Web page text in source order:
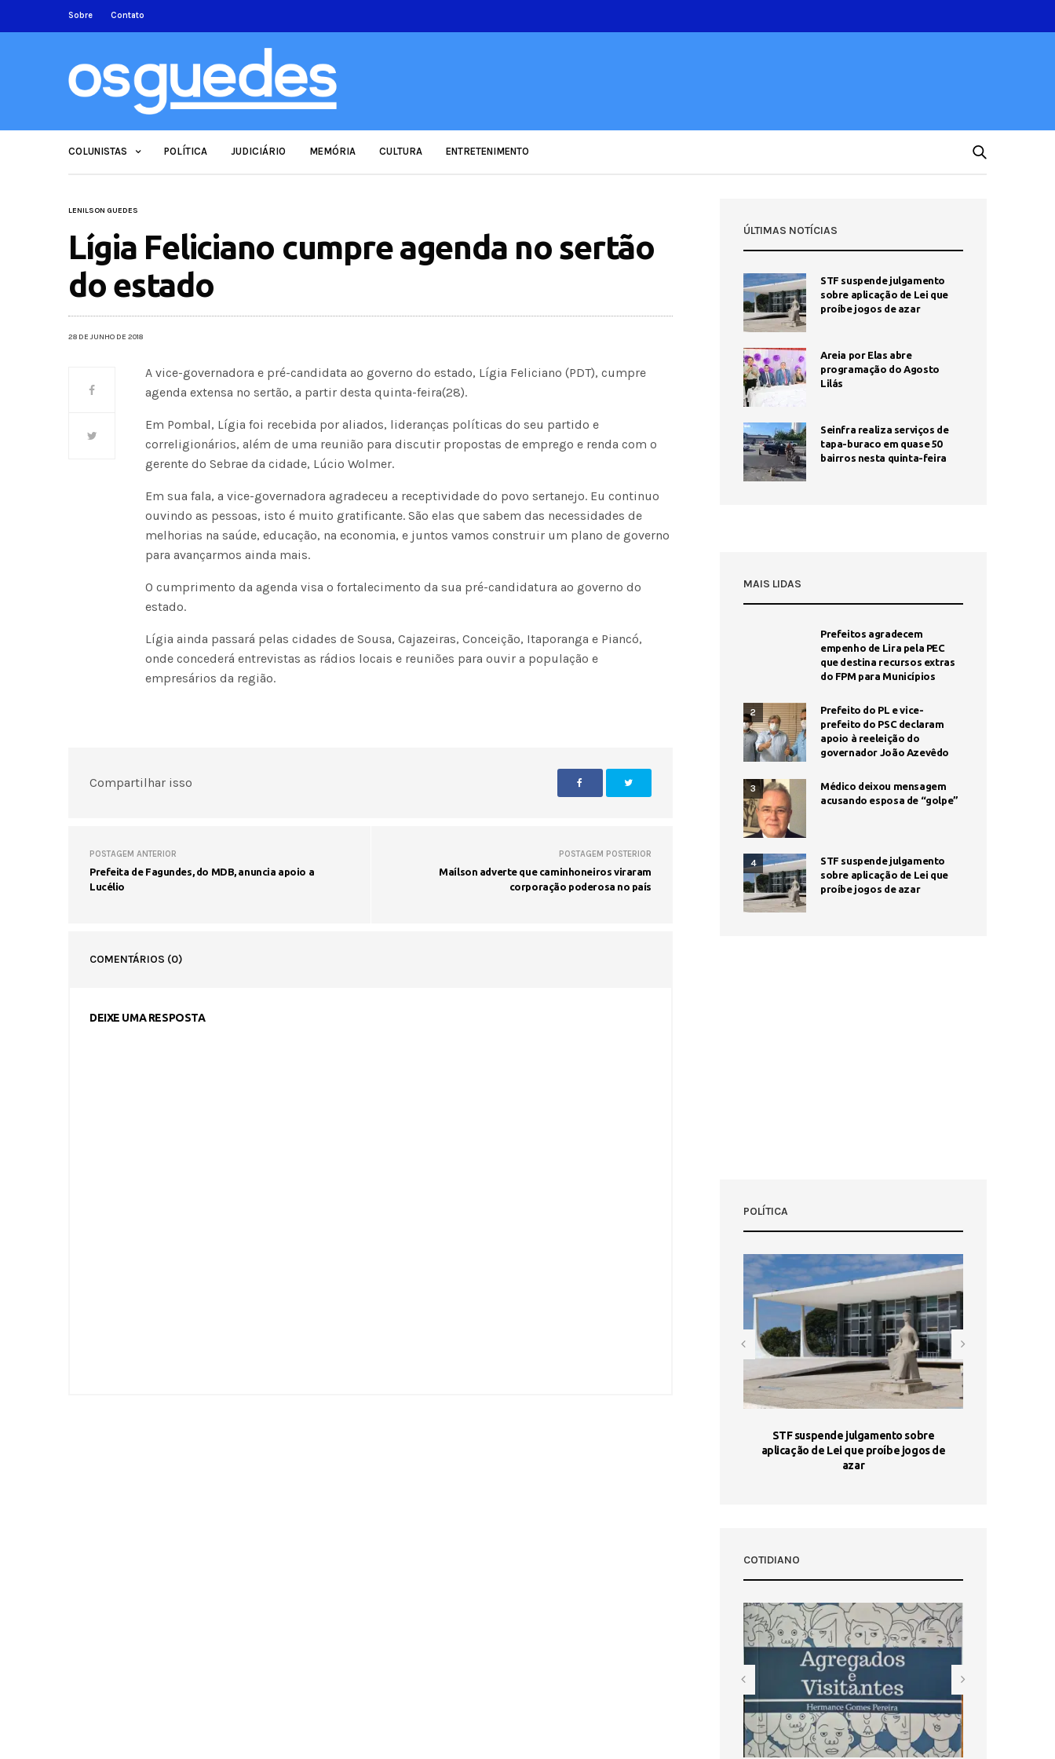
Sobre Contato
COLUNISTAS POLÍTICA JUDICIÁRIO MEMÓRIA CULTURA ENTRETENIMENTO
LENILSON GUEDES
Lígia Feliciano cumpre agenda no sertão
do estado
28 DE JUNHO DE 2018
A vice-governadora e pré-candidata ao governo do estado, Lígia Feliciano (PDT), cumpre
agenda extensa no sertão, a partir desta quinta-feira(28).
Em Pombal, Lígia foi recebida por aliados, lideranças políticas do seu partido e
correligionários, além de uma reunião para discutir propostas de emprego e renda com o
gerente do Sebrae da cidade, Lúcio Wolmer.
Em sua fala, a vice-governadora agradeceu a receptividade do povo sertanejo. Eu continuo
ouvindo as pessoas, isto é muito gratificante. São elas que sabem das necessidades de
melhorias na saúde, educação, na economia, e juntos vamos construir um plano de governo
para avançarmos ainda mais.
O cumprimento da agenda visa o fortalecimento da sua pré-candidatura ao governo do
estado.
Lígia ainda passará pelas cidades de Sousa, Cajazeiras, Conceição, Itaporanga e Piancó,
onde concederá entrevistas as rádios locais e reuniões para ouvir a população e
empresários da região.
Compartilhar isso
POSTAGEM ANTERIOR
Prefeita de Fagundes, do MDB, anuncia apoio a
Lucélio
POSTAGEM POSTERIOR
Maílson adverte que caminhoneiros viraram
corporação poderosa no país
COMENTÁRIOS (0)
DEIXE UMA RESPOSTA
ÚLTIMAS NOTÍCIAS
STF suspende julgamento
sobre aplicação de Lei que
proíbe jogos de azar
Areia por Elas abre
programação do Agosto
Lilás
Seinfra realiza serviços de
tapa-buraco em quase 50
bairros nesta quinta-feira
MAIS LIDAS
Prefeitos agradecem
empenho de Lira pela PEC
que destina recursos extras
do FPM para Municípios
2
Prefeito do PL e vice-
prefeito do PSC declaram
apoio à reeleição do
governador João Azevêdo
3
Médico deixou mensagem
acusando esposa de “golpe”
4
STF suspende julgamento
sobre aplicação de Lei que
proíbe jogos de azar
POLÍTICA
STF suspende julgamento sobre
aplicação de Lei que proíbe jogos de
azar
COTIDIANO